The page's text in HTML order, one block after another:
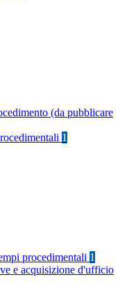
(da pubblicare
1
procedimentali 1
e acquisizione d'ufficio